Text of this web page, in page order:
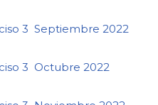
3 Septiembre 2022
3 Octubre 2022